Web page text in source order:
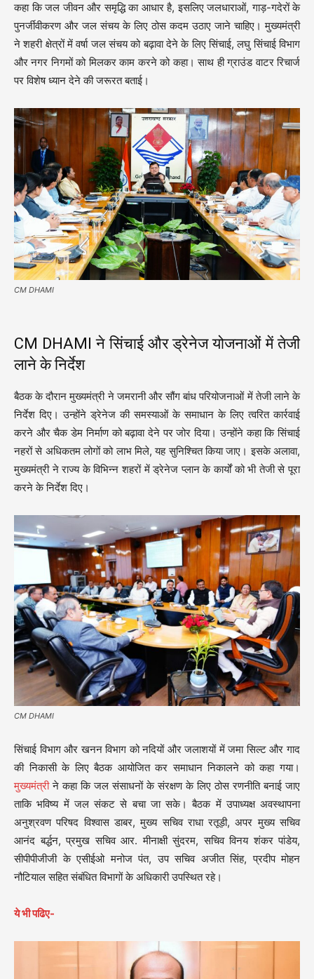
कहा कि जल जीवन और समृद्धि का आधार है, इसलिए जलधाराओं, गाड़-गदेरों के
पुनर्जीवीकरण और जल संचय के लिए ठोस कदम उठाए जाने चाहिए। मुख्यमंत्री
ने शहरी क्षेत्रों में वर्षा जल संचय को बढ़ावा देने के लिए सिंचाई, लघु सिंचाई विभाग
और नगर निगमों को मिलकर काम करने को कहा। साथ ही ग्राउंड वाटर रिचार्ज
पर विशेष ध्यान देने की जरूरत बताई।
CM DHAMI
CM DHAMI ने सिंचाई और ड्रेनेज योजनाओं में तेजी
लाने के निर्देश
बैठक के दौरान मुख्यमंत्री ने जमरानी और सौंग बांध परियोजनाओं में तेजी लाने के
निर्देश दिए। उन्होंने ड्रेनेज की समस्याओं के समाधान के लिए त्वरित कार्रवाई
करने और चैक डेम निर्माण को बढ़ावा देने पर जोर दिया। उन्होंने कहा कि सिंचाई
नहरों से अधिकतम लोगों को लाभ मिले, यह सुनिश्चित किया जाए। इसके अलावा,
मुख्यमंत्री ने राज्य के विभिन्न शहरों में ड्रेनेज प्लान के कार्यों को भी तेजी से पूरा
करने के निर्देश दिए।
CM DHAMI
सिंचाई विभाग और खनन विभाग को नदियों और जलाशयों में जमा सिल्ट और गाद
की निकासी के लिए बैठक आयोजित कर समाधान निकालने को कहा गया।
मुख्यमंत्रीने कहा कि जल संसाधनों के संरक्षण के लिए ठोस रणनीति बनाई जाए
ताकि भविष्य में जल संकट से बचा जा सके। बैठक में उपाध्यक्ष अवस्थापना
अनुश्रवण परिषद विश्वास डाबर, मुख्य सचिव राधा रतूड़ी, अपर मुख्य सचिव
आनंद बर्द्धन, प्रमुख सचिव आर. मीनाक्षी सुंदरम, सचिव विनय शंकर पांडेय,
सीपीपीजीजी के एसीईओ मनोज पंत, उप सचिव अजीत सिंह, प्रदीप मोहन
नौटियाल सहित संबंधित विभागों के अधिकारी उपस्थित रहे।
ये भी पढिए-